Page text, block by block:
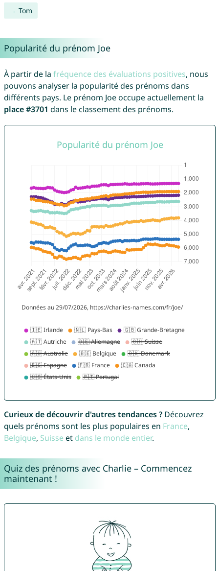
Tom
Popularité du prénom Joe
À partir de la fréquence des évaluations positives, nous
pouvons analyser la popularité des prénoms dans
différents pays. Le prénom Joe occupe actuellement la
place #3701 dans le classement des prénoms.
Curieux de découvrir d'autres tendances ?Découvrez
quels prénoms sont les plus populaires en France,
Belgique, Suisse et dans le monde entier.
Quiz des prénoms avec Charlie – Commencez
maintenant !